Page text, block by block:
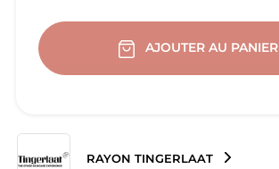
AJOUTER AU PANIER
RAYON TINGERLAAT